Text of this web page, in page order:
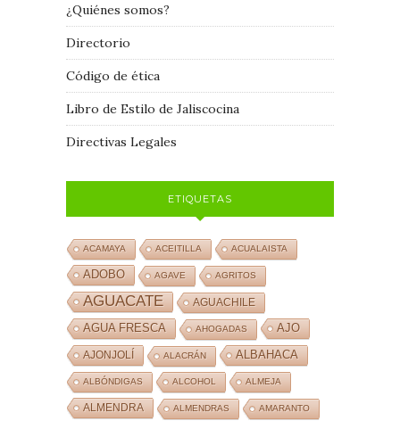
¿Quiénes somos?
Directorio
Código de ética
Libro de Estilo de Jaliscocina
Directivas Legales
ETIQUETAS
ACAMAYA ACEITILLA ACUALAISTA
ADOBO AGAVE AGRITOS
AGUACATE AGUACHILE
AGUA FRESCA AHOGADAS AJO
AJONJOLÍ ALACRÁN ALBAHACA
ALBÓNDIGAS ALCOHOL ALMEJA
ALMENDRA ALMENDRAS AMARANTO